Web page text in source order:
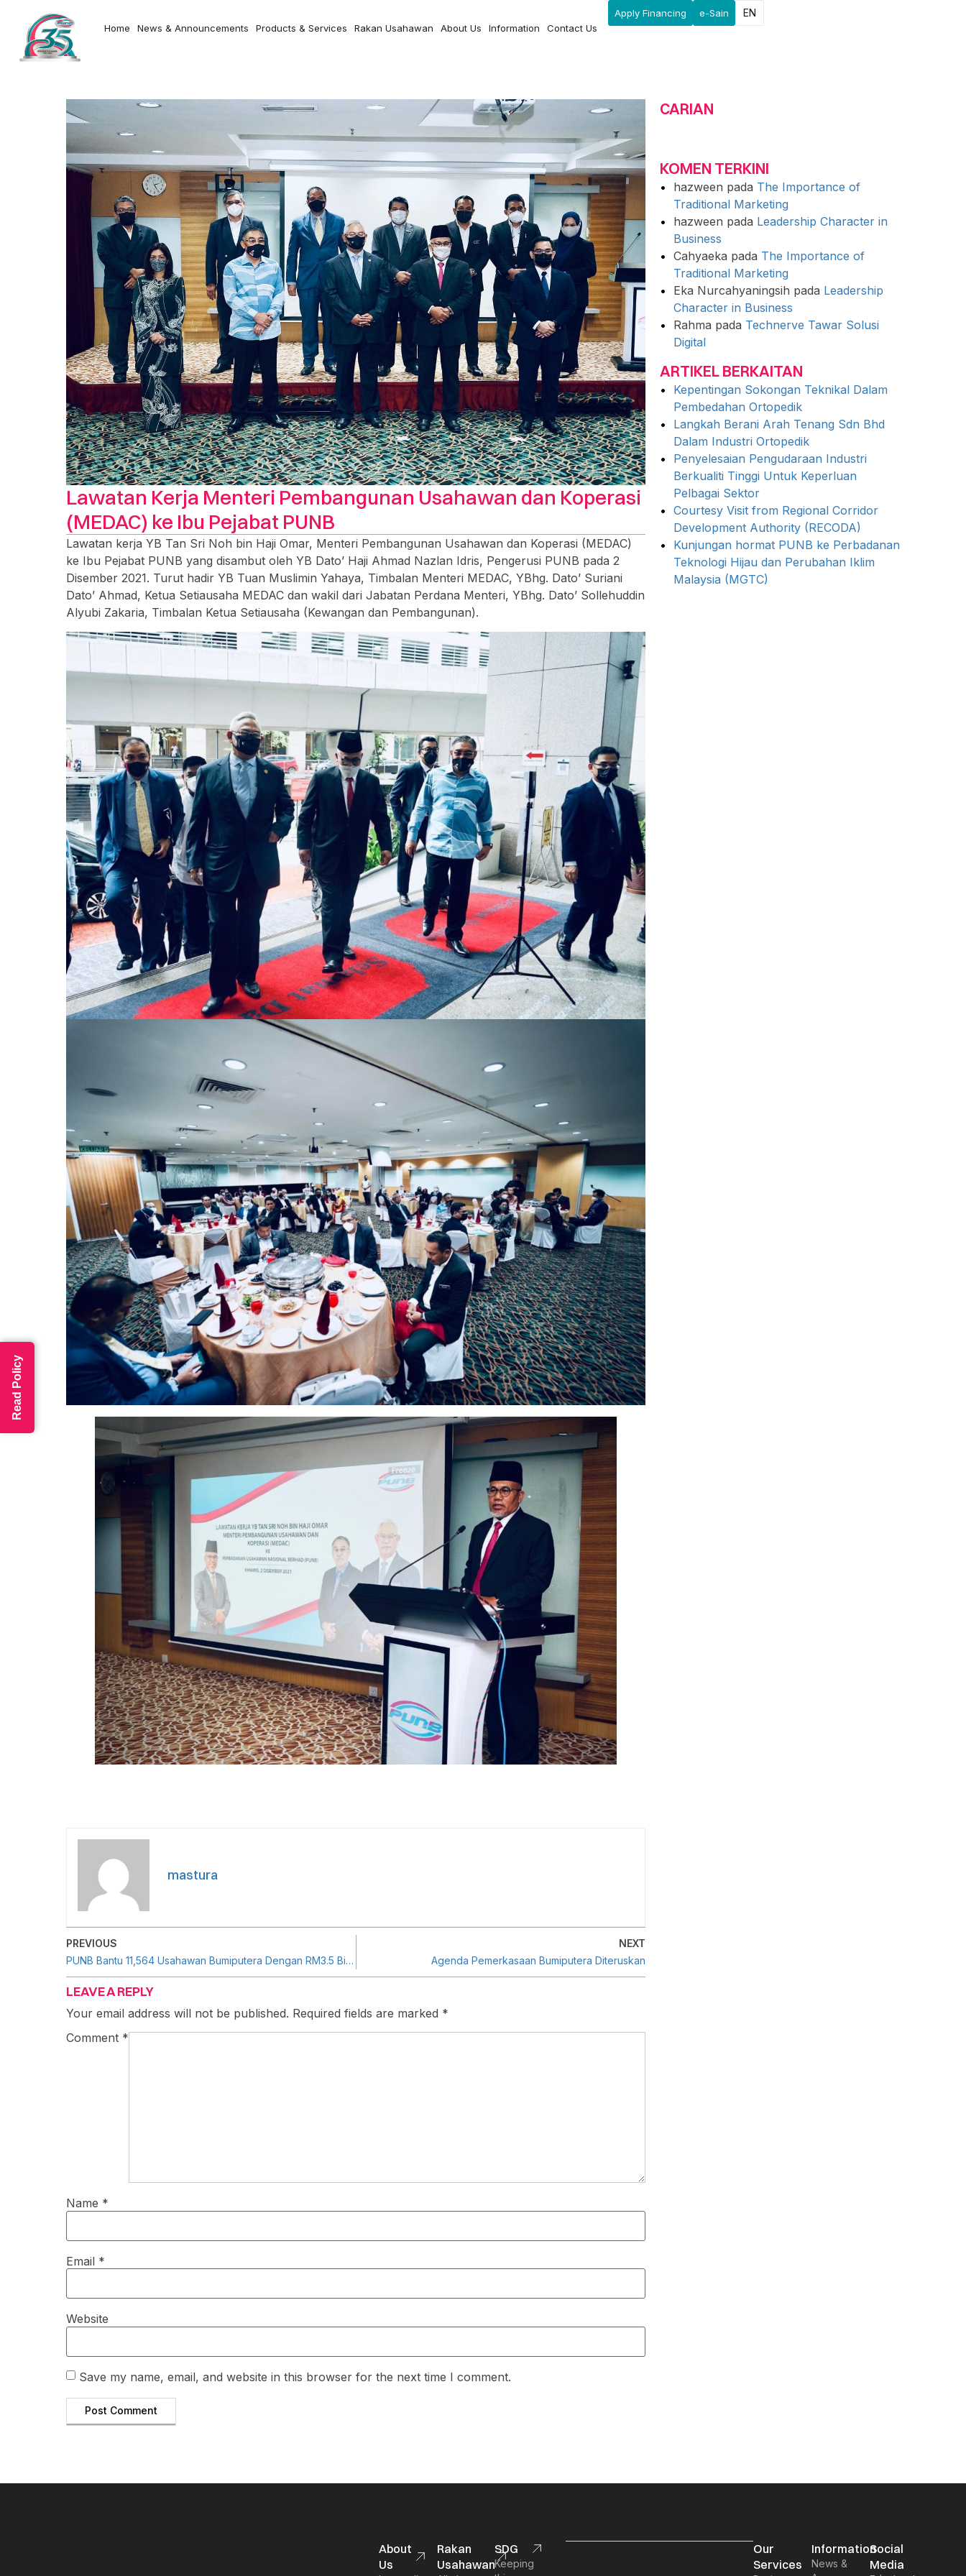
Home News & Announcements Products & Services Rakan Usahawan About Us Information Contact Us
Apply Financing e-Sain EN
Lawatan Kerja Menteri Pembangunan Usahawan dan Koperasi
(MEDAC) ke Ibu Pejabat PUNB
Lawatan kerja YB Tan Sri Noh bin Haji Omar, Menteri Pembangunan Usahawan dan Koperasi (MEDAC)
ke Ibu Pejabat PUNB yang disambut oleh YB Dato’ Haji Ahmad Nazlan Idris, Pengerusi PUNB pada 2
Disember 2021. Turut hadir YB Tuan Muslimin Yahaya, Timbalan Menteri MEDAC, YBhg. Dato’ Suriani
Dato’ Ahmad, Ketua Setiausaha MEDAC dan wakil dari Jabatan Perdana Menteri, YBhg. Dato’ Sollehuddin
Alyubi Zakaria, Timbalan Ketua Setiausaha (Kewangan dan Pembangunan).
mastura
PREVIOUS
PUNB Bantu 11,564 Usahawan Bumiputera Dengan RM3.5 Bilion Pembiayaan Sejak Ditubuhkan
NEXT
Agenda Pemerkasaan Bumiputera Diteruskan
LEAVE A REPLY
Your email address will not be published. Required fields are marked *
Comment *
Name *
Email *
Website
Save my name, email, and website in this browser for the next time I comment.
CARIAN
KOMEN TERKINI
hazween pada The Importance of
Traditional Marketing
hazween pada Leadership Character in
Business
Cahyaeka pada The Importance of
Traditional Marketing
Eka Nurcahyaningsih pada Leadership
Character in Business
Rahma pada Technerve Tawar Solusi
Digital
ARTIKEL BERKAITAN
Kepentingan Sokongan Teknikal Dalam
Pembedahan Ortopedik
Langkah Berani Arah Tenang Sdn Bhd
Dalam Industri Ortopedik
Penyelesaian Pengudaraan Industri
Berkualiti Tinggi Untuk Keperluan
Pelbagai Sektor
Courtesy Visit from Regional Corridor
Development Authority (RECODA)
Kunjungan hormat PUNB ke Perbadanan
Teknologi Hijau dan Perubahan Iklim
Malaysia (MGTC)
About
Us
Rakan
Usahawan
SDG
Keeping
Our
Services
Information
News &
Social
Media
Read Policy